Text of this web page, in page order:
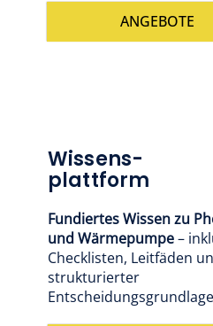
ANGEBOTE
Wissens-
plattform
Fundiertes Wissen zu
und Wärmepumpe–
Checklisten, Leitfäden
strukturierter